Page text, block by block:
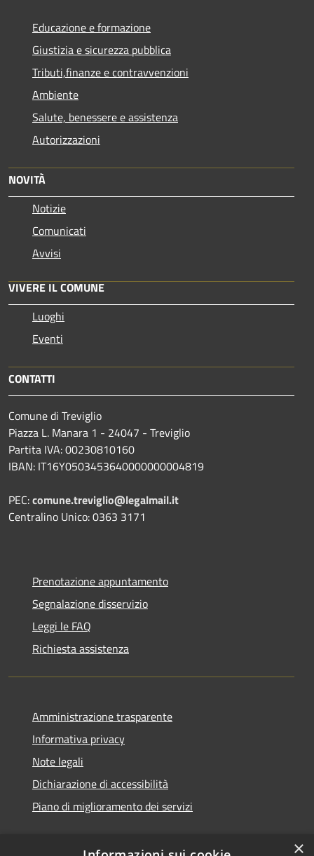
Educazione e formazione
Giustizia e sicurezza pubblica
Tributi,finanze e contravvenzioni
Ambiente
Salute, benessere e assistenza
Autorizzazioni
NOVITÀ
Notizie
Comunicati
Avvisi
VIVERE IL COMUNE
Luoghi
Eventi
CONTATTI
Comune di Treviglio
Piazza L. Manara 1 - 24047 - Treviglio
Partita IVA: 00230810160
IBAN: IT16Y0503453640000000004819
PEC:comune.treviglio@legalmail.it
Centralino Unico: 0363 3171
Prenotazione appuntamento
Segnalazione disservizio
Leggi le FAQ
Richiesta assistenza
Amministrazione trasparente
Informativa privacy
Note legali
Dichiarazione di accessibilità
Piano di miglioramento dei servizi
×